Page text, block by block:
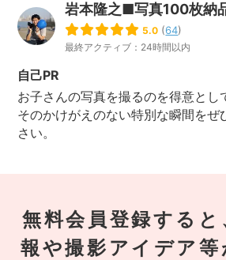
5.0 (64)
最終アクティブ：24時間以内
自己PR
お子さんの写真を撮るのを得意とし
そのかけがえのない特別な瞬間をぜ
さい。
無料会員登録する
報や撮影アイデア等